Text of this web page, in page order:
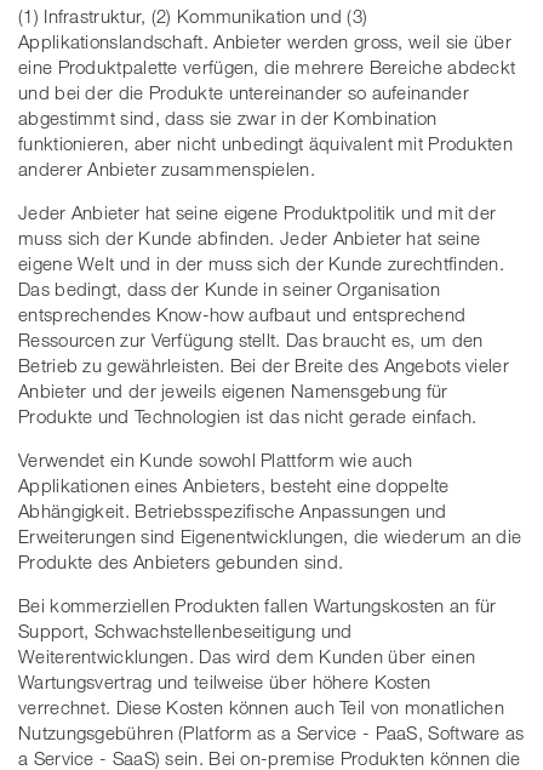
(1) Infrastruktur, (2) Kommunikation und (3)
Applikationslandschaft. Anbieter werden gross, weil sie über
eine Produktpalette verfügen, die mehrere Bereiche abdeckt
und bei der die Produkte untereinander so aufeinander
abgestimmt sind, dass sie zwar in der Kombination
funktionieren, aber nicht unbedingt äquivalent mit Produkten
anderer Anbieter zusammenspielen.
Jeder Anbieter hat seine eigene Produktpolitik und mit der
muss sich der Kunde abfinden. Jeder Anbieter hat seine
eigene Welt und in der muss sich der Kunde zurechtfinden.
Das bedingt, dass der Kunde in seiner Organisation
entsprechendes Know-how aufbaut und entsprechend
Ressourcen zur Verfügung stellt. Das braucht es, um den
Betrieb zu gewährleisten. Bei der Breite des Angebots vieler
Anbieter und der jeweils eigenen Namensgebung für
Produkte und Technologien ist das nicht gerade einfach.
Verwendet ein Kunde sowohl Plattform wie auch
Applikationen eines Anbieters, besteht eine doppelte
Abhängigkeit. Betriebsspezifische Anpassungen und
Erweiterungen sind Eigenentwicklungen, die wiederum an die
Produkte des Anbieters gebunden sind.
Bei kommerziellen Produkten fallen Wartungskosten an für
Support, Schwachstellenbeseitigung und
Weiterentwicklungen. Das wird dem Kunden über einen
Wartungsvertrag und teilweise über höhere Kosten
verrechnet. Diese Kosten können auch Teil von monatlichen
Nutzungsgebühren (Platform as a Service - PaaS, Software as
a Service - SaaS) sein. Bei on-premise Produkten können die